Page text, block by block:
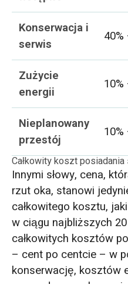
Konserwacja i
serwis
40%
Zużycie
energii
10%
Nieplanowany
przestój
10%
Całkowity koszt
Innymi słowy, cena,
rzut oka, stanowi
całkowitego kosztu,
w ciągu najbliższych
całkowitych kosztów
– cent po centcie – w
konserwację, kosztów